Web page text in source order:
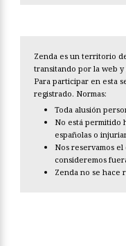
Zenda es un territorio
transitando por la web
Para participar en esta
registrado. Normas:
Toda alusión
No está permitido
españolas o
Nos reservamos
consideremos
Zenda no se hace